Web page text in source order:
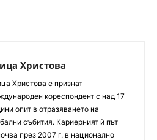
Христова
Христова е признат
кореспондент с над 17
опит в отразяването на
събития. Кариерният ѝ път
през 2007 г. в национално